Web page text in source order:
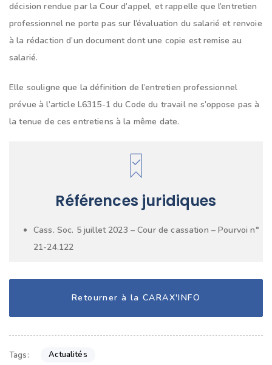
décision rendue par la Cour d’appel, et rappelle que l’entretien
professionnel ne porte pas sur l’évaluation du salarié et renvoie
à la rédaction d’un document dont une copie est remise au
salarié.
Elle souligne que la définition de l’entretien professionnel
prévue à l’article L6315-1 du Code du travail ne s’oppose pas à
la tenue de ces entretiens à la même date.
Références juridiques
Cass. Soc. 5 juillet 2023 – Cour de cassation – Pourvoi n°
21-24.122
Retourner à la CARAX'INFO
Tags: Actualités